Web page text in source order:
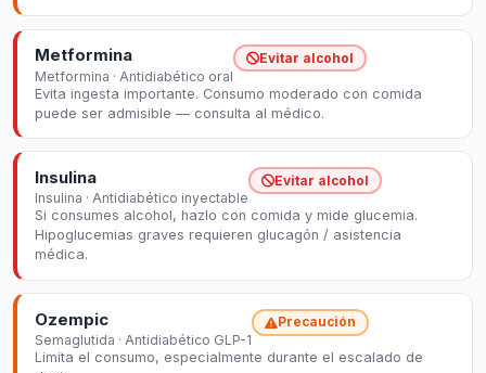
Metformina
Metformina · Antidiabético oral
Evitar alcohol
Evita ingesta importante. Consumo moderado con comida
puede ser admisible — consulta al médico.
Insulina
Insulina · Antidiabético inyectable
Evitar alcohol
Si consumes alcohol, hazlo con comida y mide glucemia.
Hipoglucemias graves requieren glucagón / asistencia
médica.
Ozempic
Semaglutida · Antidiabético GLP-1
Precaución
Limita el consumo, especialmente durante el escalado de